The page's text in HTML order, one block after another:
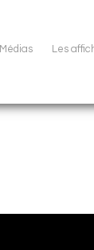
Médias Les